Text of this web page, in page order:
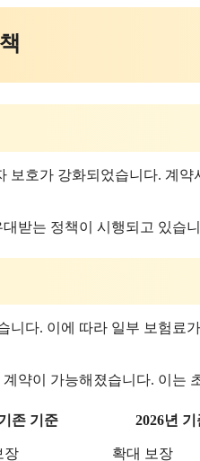
보호가 강화되었습니다. 계
받는 정책이 시행되고 있습
다. 이에 따라 일부 보험료
약이 가능해졌습니다. 이는
존 기준 2026년 기
장 확대 보장